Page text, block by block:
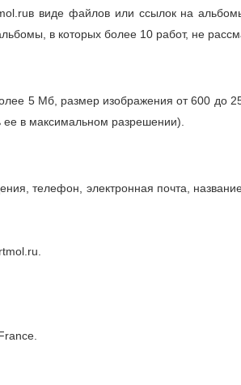
виде файлов или ссылок на
в которых более 10 работ, не
5 Мб, размер изображения от 600 до
ее в макcимальном разрешении).
телефон, электронная почта,